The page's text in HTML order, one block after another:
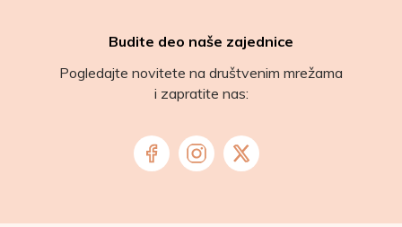
Budite deo naše zajednice
Pogledajte novitete na društvenim mrežama
i zapratite nas: